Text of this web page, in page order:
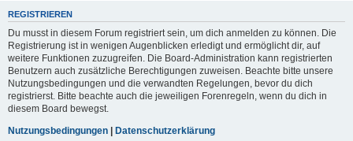
REGISTRIEREN
Du musst in diesem Forum registriert sein, um dich anmelden zu können. Die
Registrierung ist in wenigen Augenblicken erledigt und ermöglicht dir, auf
weitere Funktionen zuzugreifen. Die Board-Administration kann registrierten
Benutzern auch zusätzliche Berechtigungen zuweisen. Beachte bitte unsere
Nutzungsbedingungen und die verwandten Regelungen, bevor du dich
registrierst. Bitte beachte auch die jeweiligen Forenregeln, wenn du dich in
diesem Board bewegst.
Nutzungsbedingungen | Datenschutzerklärung